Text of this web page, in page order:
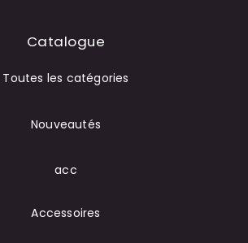
Catalogue
Toutes les catégories
Nouveautés
acc
Accessoires